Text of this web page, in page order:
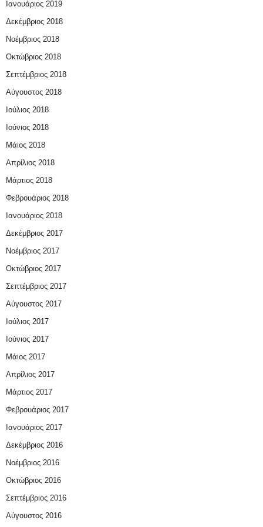
Ιανουάριος 2019
Δεκέμβριος 2018
Νοέμβριος 2018
Οκτώβριος 2018
Σεπτέμβριος 2018
Αύγουστος 2018
Ιούλιος 2018
Ιούνιος 2018
Μάιος 2018
Απρίλιος 2018
Μάρτιος 2018
Φεβρουάριος 2018
Ιανουάριος 2018
Δεκέμβριος 2017
Νοέμβριος 2017
Οκτώβριος 2017
Σεπτέμβριος 2017
Αύγουστος 2017
Ιούλιος 2017
Ιούνιος 2017
Μάιος 2017
Απρίλιος 2017
Μάρτιος 2017
Φεβρουάριος 2017
Ιανουάριος 2017
Δεκέμβριος 2016
Νοέμβριος 2016
Οκτώβριος 2016
Σεπτέμβριος 2016
Αύγουστος 2016